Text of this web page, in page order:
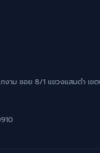
งาม ซอย 8/1 แขวงแสมดำ เข